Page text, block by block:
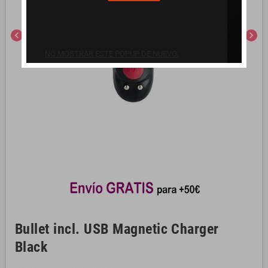
chevron_left chevron_right
Bullet incl. USB Magnetic Charger
Black